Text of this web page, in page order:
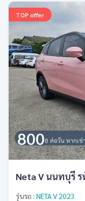
800฿ ต่อวัน หากเช่
TOP offer
Neta V นนทบุรี ร
รุ่นรถ : NETA V 2023